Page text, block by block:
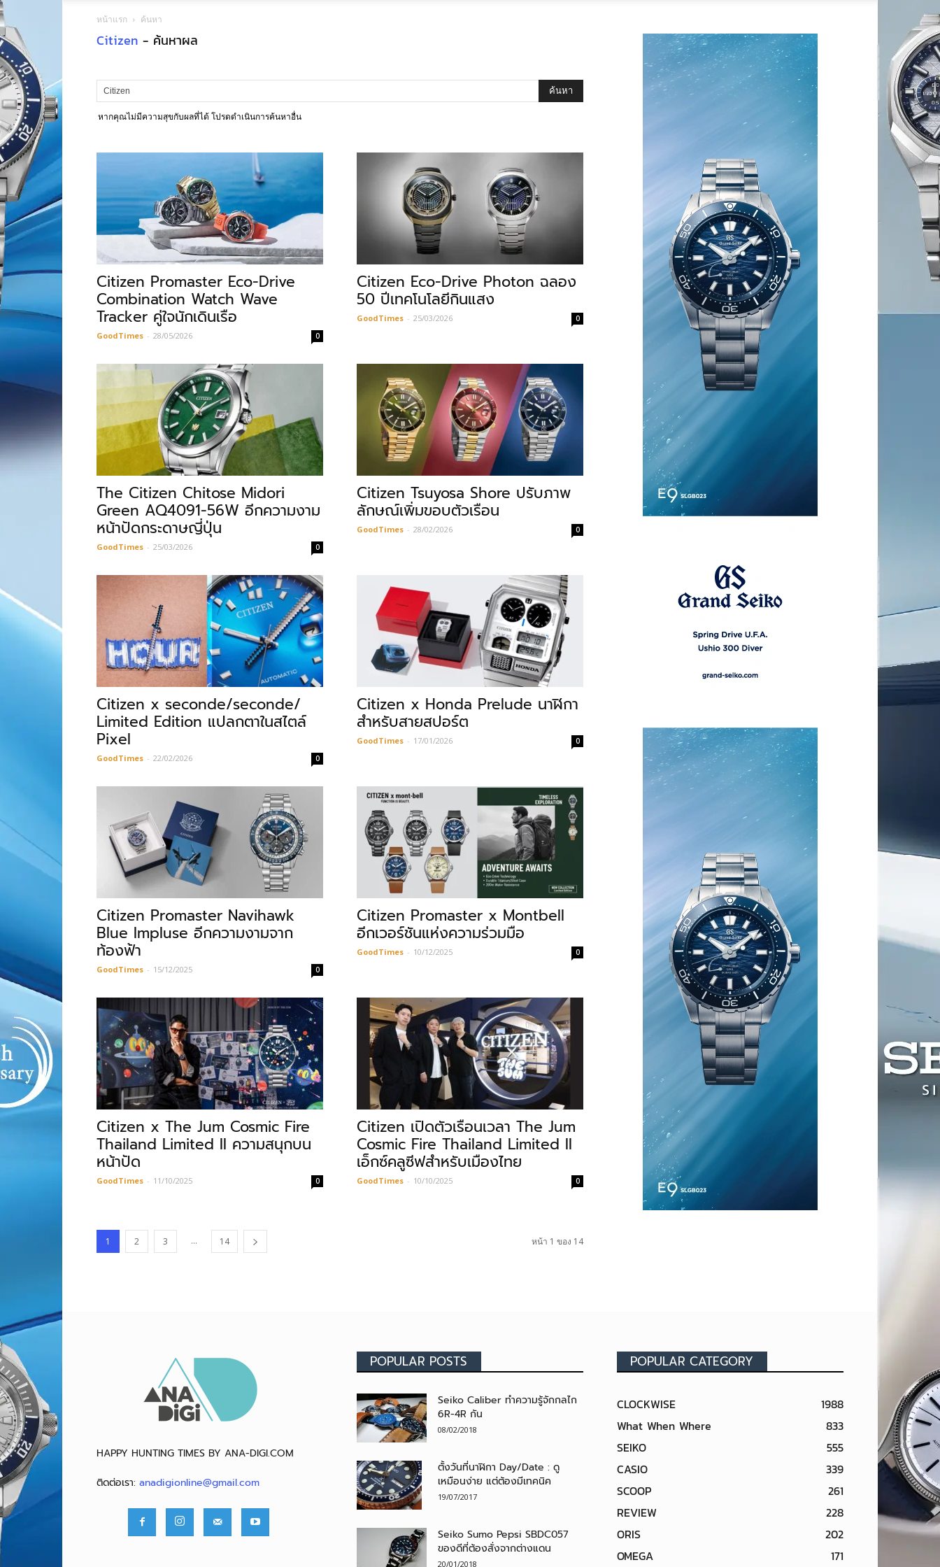
หน้าแรก ค้นหา
Citizen - ค้นหาผล
หากคุณไม่มีความสุขกับผลที่ได้ โปรดดำเนินการค้นหาอื่น
Citizen Promaster Eco-Drive
Combination Watch Wave
Tracker คู่ใจนักเดินเรือ
GoodTimes - 28/05/2026 0
Citizen Eco-Drive Photon ฉลอง
50 ปีเทคโนโลยีกินแสง
GoodTimes - 25/03/2026 0
The Citizen Chitose Midori
Green AQ4091-56W อีกความงาม
หน้าปัดกระดาษญี่ปุ่น
GoodTimes - 25/03/2026 0
Citizen Tsuyosa Shore ปรับภาพ
ลักษณ์เพิ่มขอบตัวเรือน
GoodTimes - 28/02/2026 0
Citizen x seconde/seconde/
Limited Edition แปลกตาในสไตล์
Pixel
GoodTimes - 22/02/2026 0
Citizen x Honda Prelude นาฬิกา
สำหรับสายสปอร์ต
GoodTimes - 17/01/2026 0
Citizen Promaster Navihawk
Blue Impluse อีกความงามจาก
ท้องฟ้า
GoodTimes - 15/12/2025 0
Citizen Promaster x Montbell
อีกเวอร์ชันแห่งความร่วมมือ
GoodTimes - 10/12/2025 0
Citizen x The Jum Cosmic Fire
Thailand Limited II ความสนุกบน
หน้าปัด
GoodTimes - 11/10/2025 0
Citizen เปิดตัวเรือนเวลา The Jum
Cosmic Fire Thailand Limited II
เอ็กซ์คลูซีฟสำหรับเมืองไทย
GoodTimes - 10/10/2025 0
1 2 3 ... 14 หน้า 1 ของ 14
HAPPY HUNTING TIMES BY ANA-DIGI.COM
ติดต่อเรา: anadigionline@gmail.com
POPULAR POSTS
Seiko Caliber ทำความรู้จักกลไก
6R-4R กัน
08/02/2018
ตั้งวันที่นาฬิกา Day/Date : ดู
เหมือนง่าย แต่ต้องมีเทคนิค
19/07/2017
Seiko Sumo Pepsi SBDC057
ของดีที่ต้องสั่งจากต่างแดน
20/01/2018
POPULAR CATEGORY
CLOCKWISE
1988
What When Where
833
SEIKO
555
CASIO
339
SCOOP
261
REVIEW
228
ORIS
202
OMEGA
171